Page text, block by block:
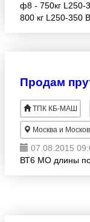
ф8 - 750кг L250-
800 кг L250-350
Продам
ТПК КБ-МАШ
Москва и
07.08.2015
ВТ6 МО длины